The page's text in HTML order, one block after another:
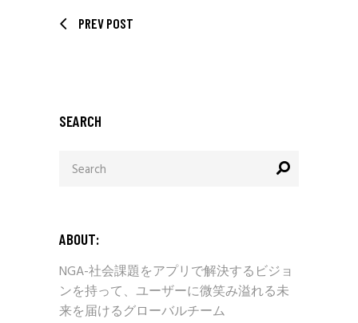
PREV POST
SEARCH
ABOUT:
NGA-社会課題をアプリで解決するビジョ
ンを持って、ユーザーに微笑み溢れる未
来を届けるグローバルチーム